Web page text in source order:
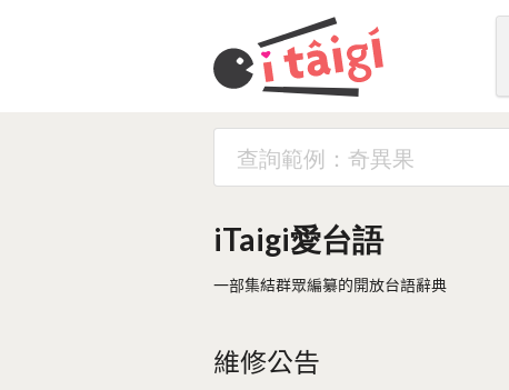
iTaigi愛台語
一部集結群眾編纂的開放台語辭典
維修公告